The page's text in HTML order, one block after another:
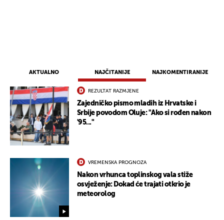
AKTUALNO NAJČITANIJE NAJKOMENTIRANIJE
REZULTAT RAZMJENE
Zajedničko pismo mladih iz Hrvatske i
Srbije povodom Oluje: "Ako si rođen nakon
'95..."
VREMENSKA PROGNOZA
Nakon vrhunca toplinskog vala stiže
osvježenje: Dokad će trajati otkrio je
meteorolog